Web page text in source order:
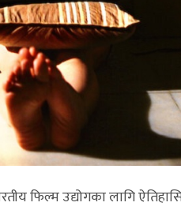
फिल्म उद्योगका लागि